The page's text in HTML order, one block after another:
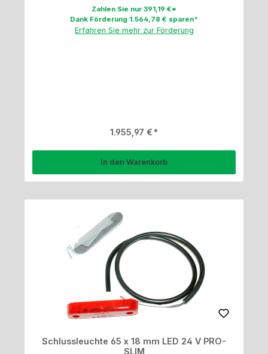
Zahlen Sie nur 391,19 €*
Dank Förderung 1.564,78 € sparen*
Erfahren Sie mehr zur Förderung
Regulärer Preis:
1.955,97 €
In den Warenkorb
Schlussleuchte 65 x 18 mm LED 24 V PRO-
SLIM